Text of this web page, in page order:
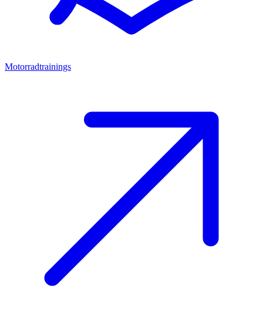
Motorradtrainings